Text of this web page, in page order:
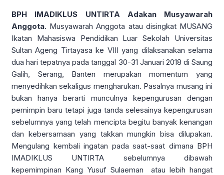
BPH IMADIKLUS UNTIRTA Adakan Musyawarah
Anggota. Musyawarah Anggota atau disingkat MUSANG
Ikatan Mahasiswa Pendidikan Luar Sekolah Universitas
Sultan Ageng Tirtayasa ke VIII yang dilaksanakan selama
dua hari tepatnya pada tanggal 30-31 Januari 2018 di Saung
Galih, Serang, Banten merupakan momentum yang
menyedihkan sekaligus mengharukan. Pasalnya musang ini
bukan hanya berarti munculnya kepengurusan dengan
pemimpin baru tetapi juga tanda selesainya kepengurusan
sebelumnya yang telah mencipta begitu banyak kenangan
dan kebersamaan yang takkan mungkin bisa dilupakan.
Mengulang kembali ingatan pada saat-saat dimana BPH
IMADIKLUS UNTIRTA sebelumnya dibawah
kepemimpinan Kang Yusuf Sulaeman atau lebih hangat